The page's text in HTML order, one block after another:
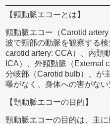
【頸動脈エコーとは】
頸動脈エコー（Carotid
波で頸部の動脈を観察する
carotid artery: CCA）、内頚
ICA）、外頸動脈（External
分岐部（Carotid bulb）、が
曝がなく、身体への害がない
【頸動脈エコーの目的】
頸動脈エコーの目的は、主